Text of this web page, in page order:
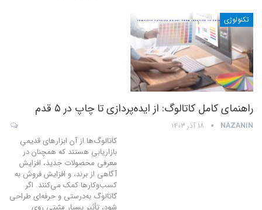
تکنولوژی
راهنمای کامل کاتالوگ: از ایده‌پردازی تا چاپ در ۵ قدم
NAZANIN ۱۸ آذر ۱۴۰۳
کاتالوگ‌ها از آن ابزارهای قدیمیِ
بازاریابی هستند که همچنان در
معرفی محصولات جدید، افزایش
آگاهی از برند، و افزایش فروش به
کسب‌وکارها کمک می‌کنند. اگر
کاتالوگ به‌درستی و حرفه‌ای طراحی
شود، تأثیر بسیار مثبتی روی